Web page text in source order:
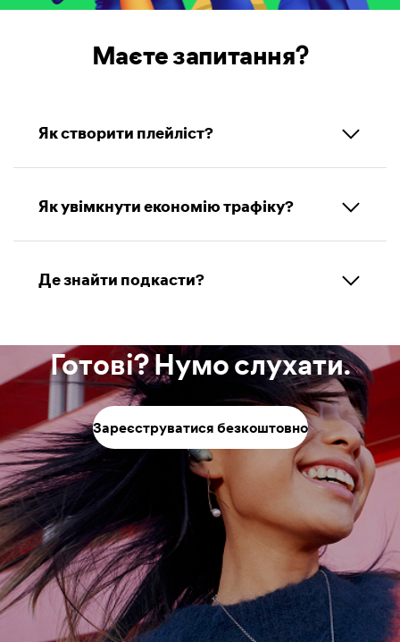
Маєте запитання?
Як створити плейліст?
Як увімкнути економію трафіку?
Де знайти подкасти?
Готові? Нумо слухати.
Зареєструватися безкоштовно